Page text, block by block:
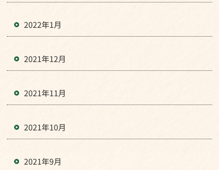
2022年1月
2021年12月
2021年11月
2021年10月
2021年9月